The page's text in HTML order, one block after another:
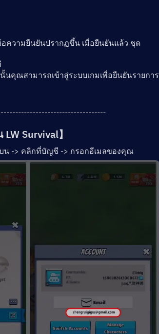
วามยืนยันปรากฏขึ้น เมื่อยืนยันแล้ว ชุด
นคุณสามารถเข้าสู่ระบบเกมเพื่อยืนยันรายการ
LW Survival】
น -> คลิกที่บัญชี -> กรอกอีเมลของคุณ